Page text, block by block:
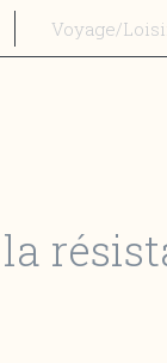
Voyage/